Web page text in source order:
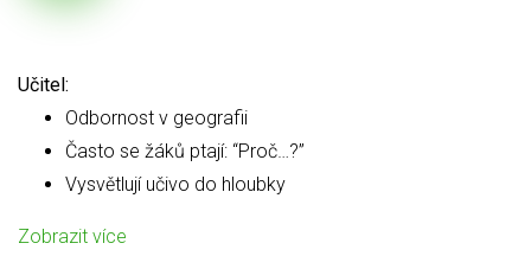
Učitel:
Odbornost v geografii
Často se žáků ptají: “Proč…?”
Vysvětlují učivo do hloubky
Zobrazit více